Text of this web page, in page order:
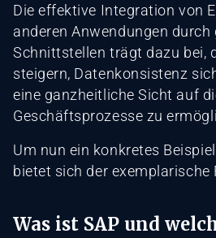
Die effektive Integration von
anderen Anwendungen durch
Schnittstellen trägt dazu bei,
steigern, Datenkonsistenz
eine ganzheitliche Sicht auf
Geschäftsprozesse zu
Um nun ein konkretes
bietet sich der exemplarische
Was ist SAP und